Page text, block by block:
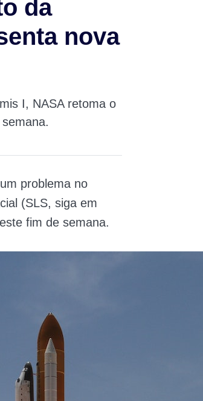
da
nova
I, NASA retoma o
problema no
(SLS, siga em
fim de semana.